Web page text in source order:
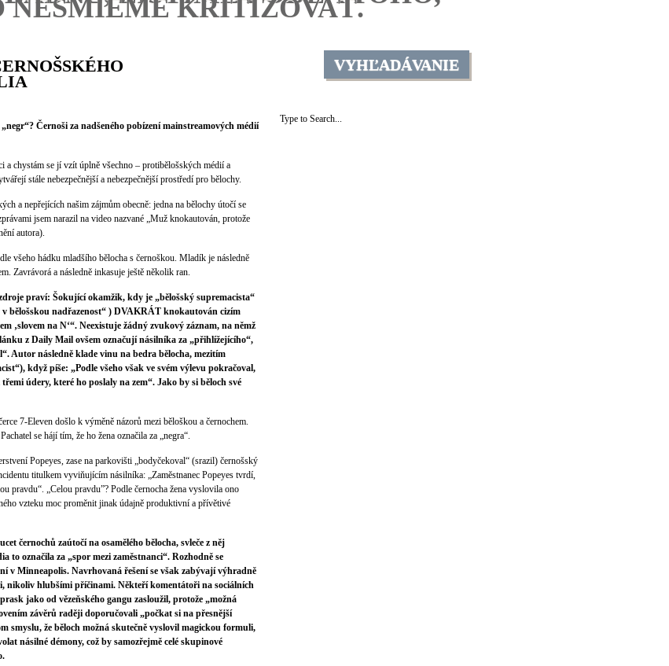
NESMIEME KRITIZOVAŤ.
Černoši za nadšeného pobízení mainstreamových médií
a chystám se jí vzít úplně všechno – protibělošských médií a
stále nebezpečnější a nebezpečnější prostředí pro bělochy.
a nepřejících našim zájmům obecně: jedna na bělochy útočí se
jsem narazil na video nazvané „Muž knokautován, protože
autora).
všeho hádku mladšího bělocha s černoškou. Mladík je následně
Zavrávorá a následně inkasuje ještě několik ran.
praví: Šokující okamžik, kdy je „bělošský supremacista“
bělošskou nadřazenost“ ) DVAKRÁT knokautován cizím
‚slovem na N‘“. Neexistuje žádný zvukový záznam, na němž
z Daily Mail ovšem označují násilníka za „přihlížejícího“,
Autor následně klade vinu na bedra bělocha, mezitím
když píše: „Podle všeho však ve svém výlevu pokračoval,
údery, které ho poslaly na zem“. Jako by si běloch své
7-Eleven došlo k výměně názorů mezi běloškou a černochem.
se hájí tím, že ho žena označila za „negra“.
Popeyes, zase na parkovišti „bodyčekoval“ (srazil) černošský
titulkem vyviňujícím násilníka: „Zaměstnanec Popeyes tvrdí,
pravdu“. „Celou pravdu”? Podle černocha žena vyslovila ono
vzteku moc proměnit jinak údajně produktivní a přívětivé
černochů zaútočí na osamělého bělocha, svleče z něj
to označila za „spor mezi zaměstnanci“. Rozhodně se
v Minneapolis. Navrhovaná řešení se však zabývají výhradně
nikoliv hlubšími příčinami. Někteří komentátoři na sociálních
jako od vězeňského gangu zasloužil, protože „možná
závěrů raději doporučovali „počkat si na přesnější
smyslu, že běloch možná skutečně vyslovil magickou formuli,
násilné démony, což by samozřejmě celé skupinové
VYHĽADÁVANIE